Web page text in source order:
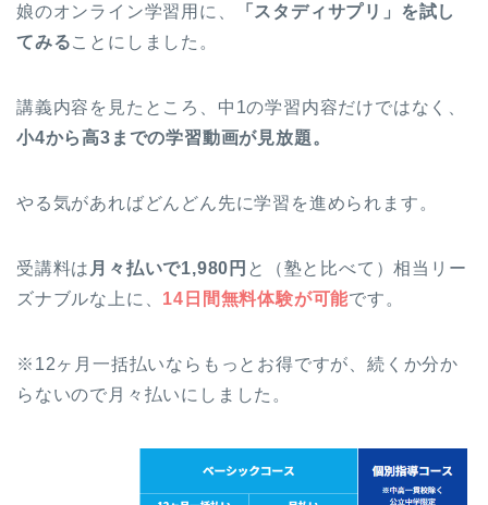
娘のオンライン学習用に、
「スタディサプリ」を試し
てみることにしました。
講義内容を見たところ、中1の学習内容だけではなく、
小4から高3までの学習動画が見放題。
やる気があればどんどん先に学習を進められます。
受講料は 月々払いで1,980円 と（塾と比べて）相当リー
ズナブルな上に、 14日間無料体験が可能です。
※12ヶ月一括払いならもっとお得ですが、続くか分か
らないので月々払いにしました。